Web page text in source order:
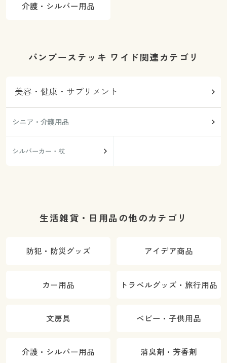
介護・シルバー用品
バンブーステッキ ワイド関連カテゴリ
美容・健康・サプリメント
シニア・介護用品
シルバーカー・杖
生活雑貨・日用品の他のカテゴリ
防犯・防災グッズ アイデア商品
カー用品 トラベルグッズ・旅行用品
文房具 ベビー・子供用品
介護・シルバー用品 消臭剤・芳香剤